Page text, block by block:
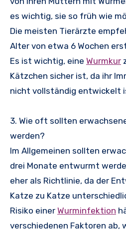
es wichtig, sie so früh wie
Die meisten Tierärzte
Alter von etwa 6 Wochen
Es ist wichtig, eine Wurmkur
Kätzchen sicher ist, da ihr
nicht vollständig entwickelt
3. Wie oft sollten
werden?
Im Allgemeinen sollten
drei Monate entwurmt
eher als Richtlinie, da der
Katze zu Katze
Risiko einer Wurminfektion
verschiedenen Faktoren ab,